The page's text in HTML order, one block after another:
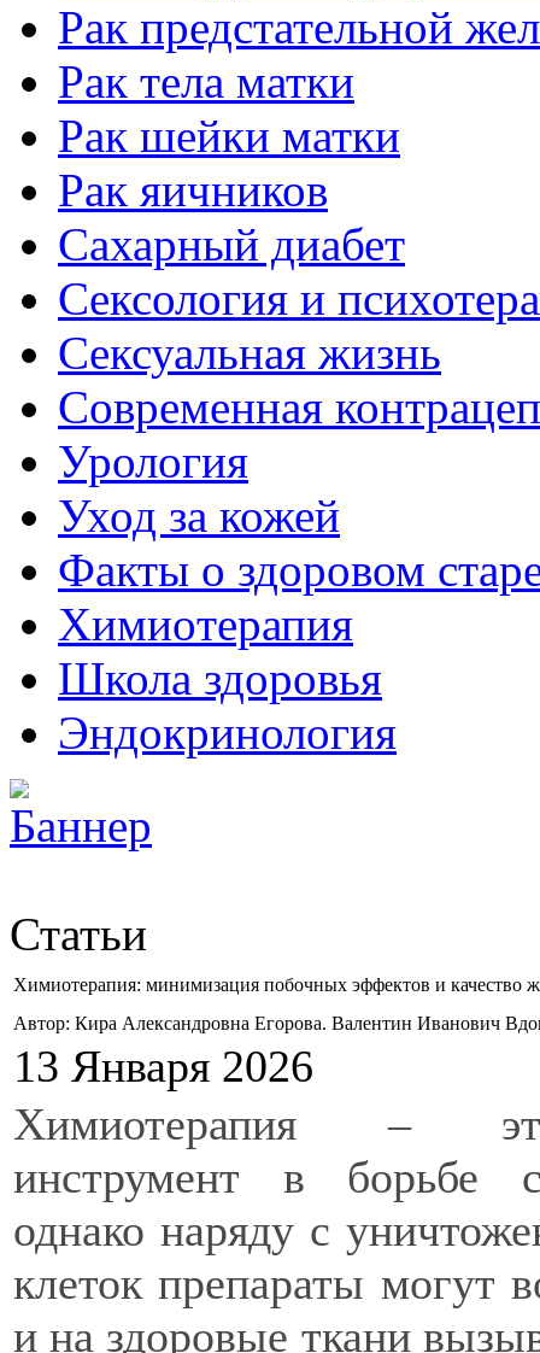
Рак предстательной
Рак тела матки
Рак шейки матки
Рак яичников
Сахарный диабет
Сексология и
Сексуальная жизнь
Современная
Урология
Уход за кожей
Факты о здоровом
Химиoтерапия
Школа здоровья
Эндокринология
Статьи
Химиотерапия: минимизация побочных эффектов и качество
Автор: Кира Александровна Егорова. Валентин Иванович
13 Января 2026
Химиотерапия –
инструмент в борьбе
однако наряду с
клеток препараты могут
и на здоровые ткани